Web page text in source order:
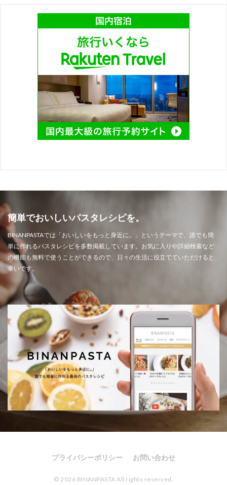
簡単でおいしいパスタレシピを。
BINANPASTAでは「おいしいをもっと身近に。」というテーマで、誰でも簡
単に作れるパスタレシピを多数掲載しています。お気に入りや詳細検索など
の機能も無料で使うことができるので、日々の生活に役立てていただけると
幸いです。
プライバシーポリシー お問い合わせ
© 2026 BINANPASTA All rights reserved.